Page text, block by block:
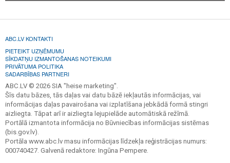
ABC.LV KONTAKTI
PIETEIKT UZŅĒMUMU
SĪKDATŅU IZMANTOŠANAS NOTEIKUMI
PRIVĀTUMA POLITIKA
SADARBĪBAS PARTNERI
ABC.LV © 2026 SIA "heise marketing".
Šīs datu bāzes, tās daļas vai datu bāzē iekļautās informācijas, vai
informācijas daļas pavairošana vai izplatīšana jebkādā formā stingri
aizliegta. Tāpat arī ir aizliegta lejupielāde automātiskā režīmā.
Portālā izmantota informācija no Būvniecības informācijas sistēmas
(bis.gov.lv).
Portāla www.abc.lv masu informācijas līdzekļa reģistrācijas numurs:
000740427. Galvenā redaktore: Ingūna Pempere.